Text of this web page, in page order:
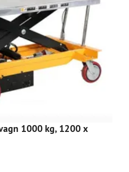
1000 kg, 1200 x